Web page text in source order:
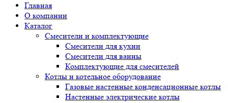
Главная
О компании
Каталог
Смесители и комплектующие
Смесители для кухни
Смесители для ванны
Комплектующие для смесителей
Котлы и котельное оборудование
Газовые настенные конденсационные котлы
Настенные электрические котлы